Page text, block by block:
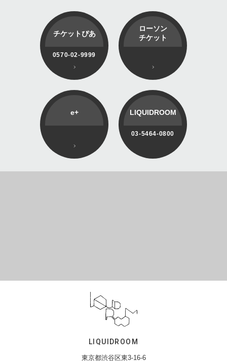
チケットぴあ
0570-02-9999
ローソン
チケット
e+ LIQUIDROOM
03-5464-0800
LIQUIDROOM
東京都渋谷区東3-16-6